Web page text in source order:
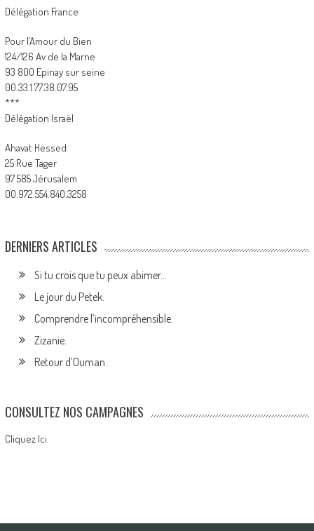
Délégation France
Pour l’Amour du Bien
124/126 Av de la Marne
93 800 Epinay sur seine
00.33.1.77.38.07.95
***
Délégation Israël
Ahavat Hessed
25 Rue Tager
97 585 Jérusalem
00.972.554.840.3258
DERNIERS ARTICLES
Si tu crois que tu peux abimer…
Le jour du Petek.
Comprendre l’incompréhensible.
Zizanie.
Retour d’Ouman.
CONSULTEZ NOS CAMPAGNES
Cliquez Ici